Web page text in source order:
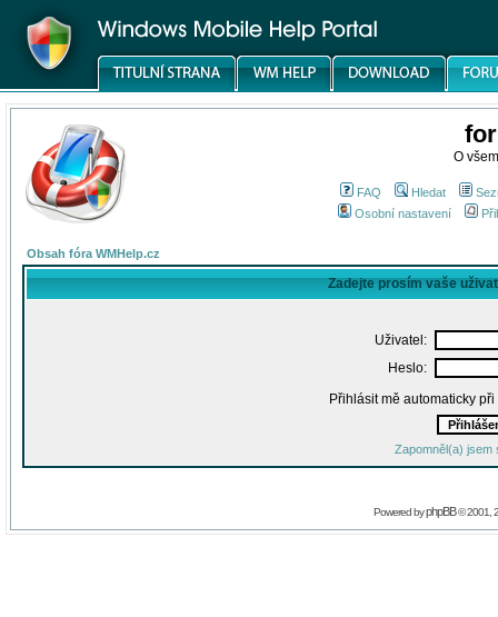
O
FAQ Hledat
Osobní nastavení
Obsah fóra WMHelp.cz
Zadejte prosím vaše
Uživatel:
Heslo:
Přihlásit mě automaticky
Zapomněl(a) jsem
Powered byphpBB© 2001,